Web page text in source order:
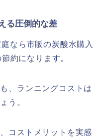
る圧倒的な差
なら市販の炭酸水購入
約になります。
、ランニングコストは
う。
コストメリットを実感